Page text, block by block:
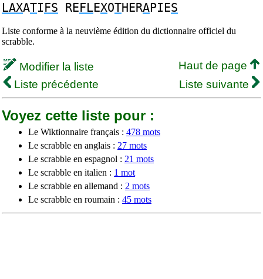
LAXATIFS REFLEXOTHERAPIES
Liste conforme à la neuvième édition du dictionnaire officiel du
scrabble.
Modifier la liste
Haut de page
Liste précédente
Liste suivante
Voyez cette liste pour :
Le Wiktionnaire français : 478 mots
Le scrabble en anglais : 27 mots
Le scrabble en espagnol : 21 mots
Le scrabble en italien : 1 mot
Le scrabble en allemand : 2 mots
Le scrabble en roumain : 45 mots